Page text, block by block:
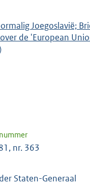
Joegoslavië;
de 'European
nr. 363
Staten-Generaal